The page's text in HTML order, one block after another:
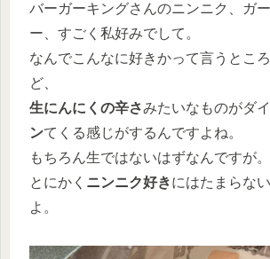
バーガーキングさんのニンニク、ガ
ー、すごく私好みでして。
なんでこんなに好きかって言うとこ
ど、
生にんにくの辛さみたいなものがダ
ンてくる感じがするんですよね。
もちろん生ではないはずなんですが。
とにかく ニンニク好きにはたまらな
よ。